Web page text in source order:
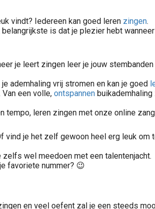
vindt? Iedereen kan goed leren zingen.
is dat je plezier hebt
je leert zingen leer je jouw
ademhaling vrij stromen en kan je goed
een volle, ontspannen buikademhaling
tempo, leren zingen met onze online
vind je het zelf gewoon heel erg leuk om
wel meedoen met een talentenjacht.
favoriete nummer? 😉
en veel oefent zal je een steeds